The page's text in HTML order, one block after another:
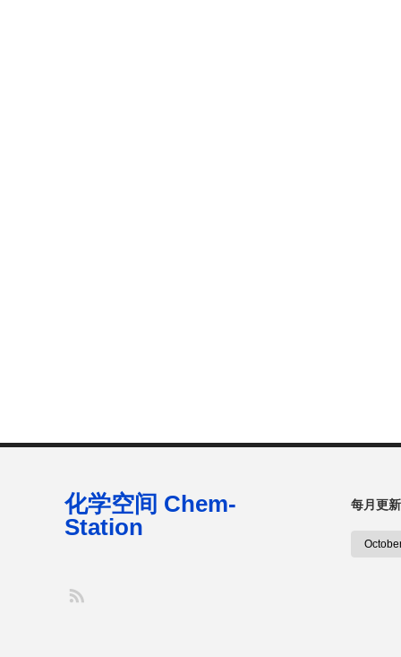
每月更新
化学空间 Chem-
Station